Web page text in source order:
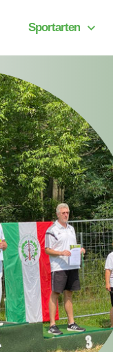
Sportarten